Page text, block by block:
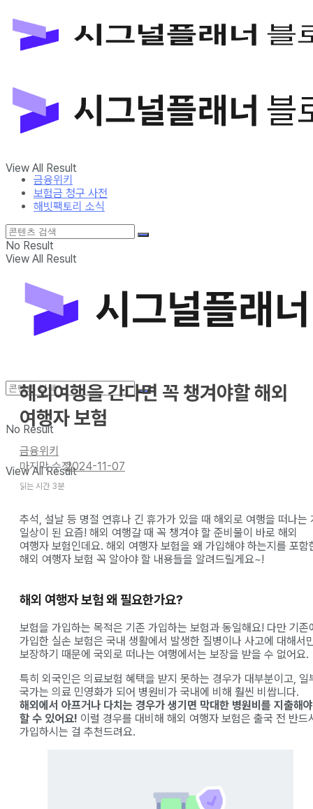
보험금 청구 사전
해빗팩토리 소식
View All Result
금융위키
보험금 청구 사전
해빗팩토리 소식
No Result
View All Result
No Result
View All Result
해외여행을 간다면 꼭 챙겨야할 해외
여행자 보험
금융위키
2024-11-07
읽는 시간 3분
추석, 설날 등 명절 연휴나 긴 휴가가 있을 때 해외로 여행을 떠나는
일상이 된 요즘! 해외 여행갈 때 꼭 챙겨야 할 준비물이 바로 해외
여행자 보험인데요. 해외 여행자 보험을 왜 가입해야 하는지를 포함
해외 여행자 보험 꼭 알아야 할 내용들을 알려드릴게요~!
해외 여행자 보험 왜 필요한가요?
보험을 가입하는 목적은 기존 가입하는 보험과 동일해요! 다만 기존
가입한 실손 보험은 국내 생활에서 발생한 질병이나 사고에 대해서
보장하기 때문에 국외로 떠나는 여행에서는 보장을 받을 수 없어요.
특히 외국인은 의료보험 혜택을 받지 못하는 경우가 대부분이고, 일
국가는 의료 민영화가 되어 병원비가 국내에 비해 훨씬 비쌉니다.
해외에서 아프거나 다치는 경우가 생기면 막대한 병원비를 지출해야
할 수 있어요! 이럴 경우를 대비해 해외 여행자 보험은 출국 전 반드
가입하시는 걸 추천드려요.